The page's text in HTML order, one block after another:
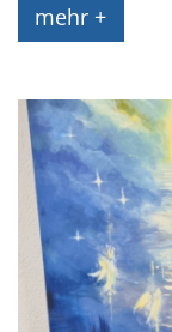
mehr +